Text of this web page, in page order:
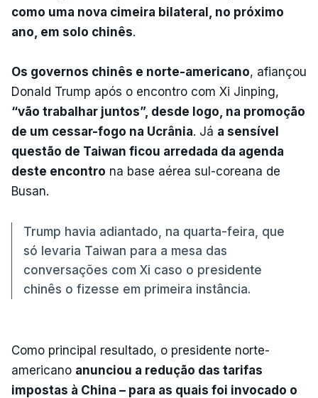
como uma nova cimeira bilateral, no próximo
ano, em solo chinês.
Os governos chinês e norte-americano, afiançou
Donald Trump após o encontro com Xi Jinping,
“vão trabalhar juntos”, desde logo, na promoção
de um cessar-fogo na Ucrânia. Já a sensível
questão de Taiwan ficou arredada da agenda
deste encontro na base aérea sul-coreana de
Busan.
Trump havia adiantado, na quarta-feira, que
só levaria Taiwan para a mesa das
conversações com Xi caso o presidente
chinês o fizesse em primeira instância.
Como principal resultado, o presidente norte-
americano anunciou a redução das tarifas
impostas à China – para as quais foi invocado o